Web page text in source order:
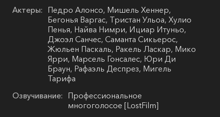
Актеры: Педро Алонсо, Мишель Хеннер,
Бегонья Варгас, Тристан Ульоа, Хулио
Пенья, Найва Нимри, Ициар Итуньо,
Джоэл Санчес, Саманта Сикьерос,
Жюльен Паскаль, Ракель Ласкар, Мико
Ярри, Марсель Гонсалес, Юри Ди
Браун, Рафаэль Деспрез, Мигель
Тарифа
Озвучивание: Профессиональное
многоголосое [LostFilm]